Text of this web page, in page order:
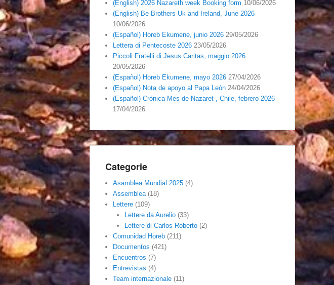
(English) 2026 Nazareth week Booking form 10/06/2026
(English) Be Brothers Uk and Ireland, June 2026
10/06/2026
(Español) Horeb Ekumene, junio 2026 29/05/2026
Lettera di Pentecoste 2026 23/05/2026
Piccoli Fratelli di Jesus Caritas, maggio 2026
20/05/2026
(Español) Horeb Ekumene, mayo 2026 27/04/2026
(Español) Nota de apoyo al Papa León 24/04/2026
(Español) Crónica Mes de Nazaret , Chile, febrero 2026
17/04/2026
Categorie
Asamblea Mundial 2025 (4)
Assemblea(18)
Lettere (109)
Lettere da Aurelio(33)
Lettere di Carlos Roberto(2)
Comunidad Horeb (211)
Documentos (421)
Encuentros (7)
Entrevistas (4)
Team internazionale (11)